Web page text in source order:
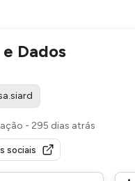
Dados
- 295 dias atrás
sociais